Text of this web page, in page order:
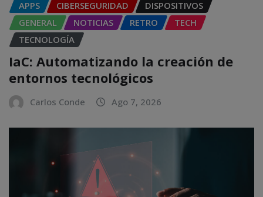
APPS CIBERSEGURIDAD
DISPOSITIVOS
GENERAL
NOTICIAS RETRO
TECH
TECNOLOGÍA
IaC: Automatizando la creación de
entornos tecnológicos
Carlos Conde Ago 7, 2026